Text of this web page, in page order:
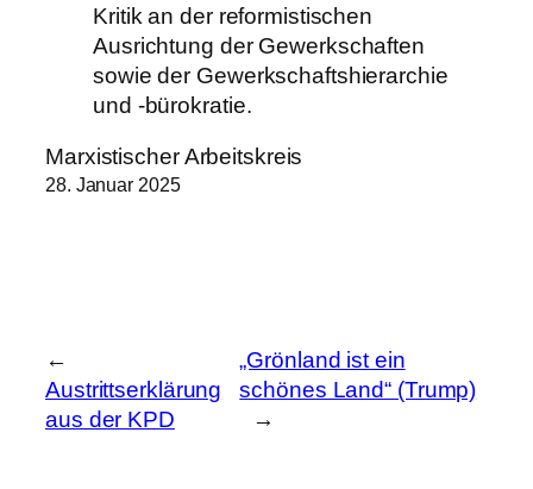
Kritik an der reformistischen
Ausrichtung der Gewerkschaften
sowie der Gewerkschaftshierarchie
und -bürokratie.
Marxistischer Arbeitskreis
28. Januar 2025
←
Austrittserklärung
aus der KPD
„Grönland ist ein
schönes Land“ (Trump)
→